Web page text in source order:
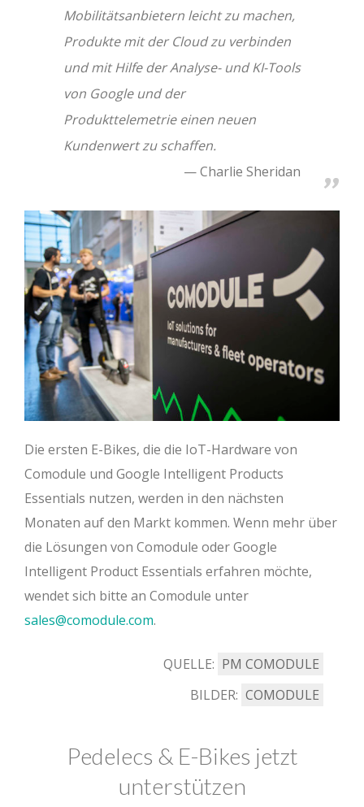
Mobilitätsanbietern leicht zu machen,
Produkte mit der Cloud zu verbinden
und mit Hilfe der Analyse- und KI-Tools
von Google und der
Produkttelemetrie einen neuen
Kundenwert zu schaffen.
Charlie Sheridan
Die ersten E-Bikes, die die IoT-Hardware von
Comodule und Google Intelligent Products
Essentials nutzen, werden in den nächsten
Monaten auf den Markt kommen. Wenn mehr über
die Lösungen von Comodule oder Google
Intelligent Product Essentials erfahren möchte,
wendet sich bitte an Comodule unter
sales@comodule.com.
QUELLE: PM COMODULE
BILDER: COMODULE
Pedelecs & E-Bikes jetzt
unterstützen